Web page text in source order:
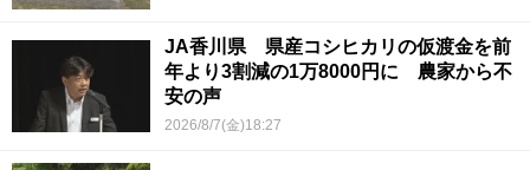
JA香川県 県産コシヒカリの仮渡金を前
年より3割減の1万8000円に 農家から不
安の声
2026/8/7(金)18:27